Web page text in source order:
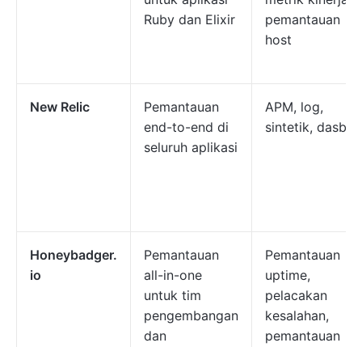
Ruby dan Elixir
pemantauan
host
New Relic
Pemantauan
end-to-end di
seluruh aplikasi
APM, log,
sintetik, dasbor
Honeybadger.
io
Pemantauan
all-in-one
untuk tim
pengembangan
dan
Pemantauan
uptime,
pelacakan
kesalahan,
pemantauan